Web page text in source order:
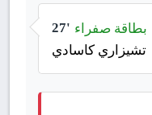
27' بطاقة صفراء
تشيزاري كاسادي